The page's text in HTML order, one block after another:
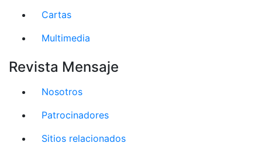
Cartas
Multimedia
Revista Mensaje
Nosotros
Patrocinadores
Sitios relacionados